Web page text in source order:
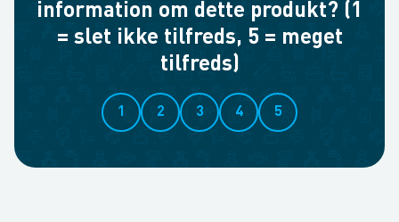
information om dette produkt? (1
= slet ikke tilfreds, 5 = meget
tilfreds)
1 2 3 4 5